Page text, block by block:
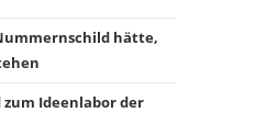
hätte,
zum Ideenlabor der